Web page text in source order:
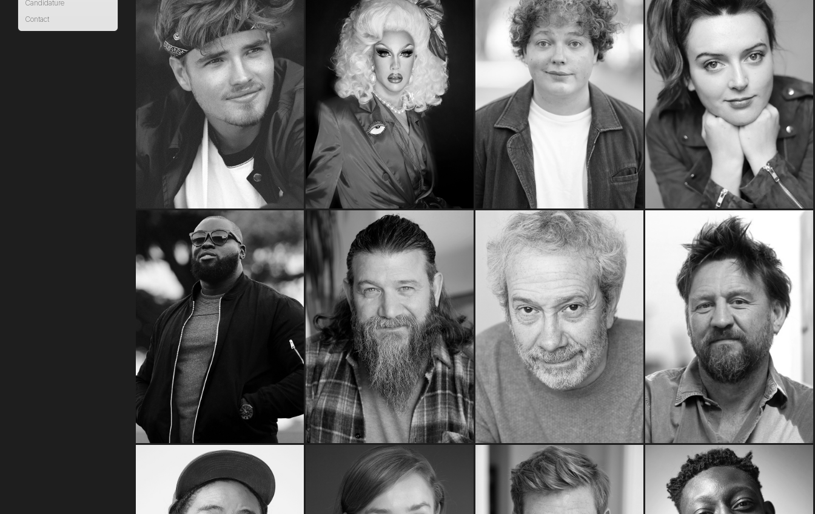
Candidature
Contact